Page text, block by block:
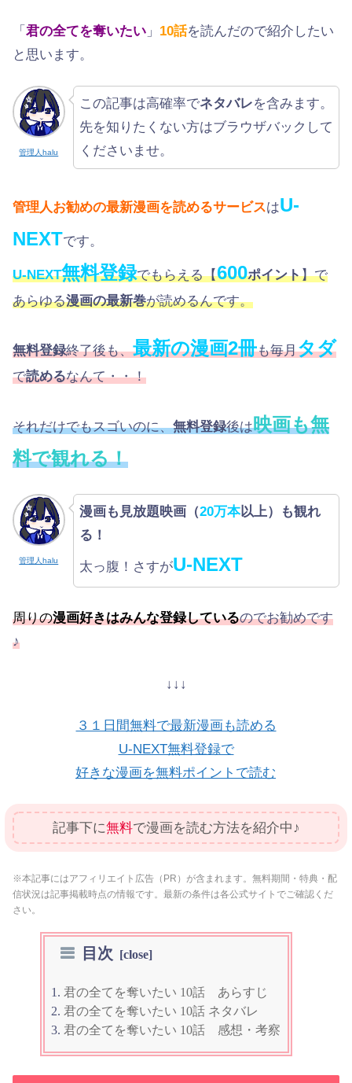
「 君の全てを奪いたい 」 10話を読んだので紹介したい
と思います。
管理人halu
この記事は高確率でネタバレを含みます。
先を知りたくない方はブラウザバックして
くださいませ。
管理人お勧めの最新漫画を読めるサービスはU-
NEXTです。
U-NEXT無料登録でもらえる【600ポイント】で
あらゆる漫画の最新巻が読めるんです。
無料登録終了後も、最新の漫画2冊も毎月タダ
で読めるなんて・・！
それだけでもスゴいのに、無料登録後は映画も無
料で観れる！
管理人halu
漫画も見放題映画（20万本以上）も観れ
る！
太っ腹！さすがU-NEXT
周りの漫画好きはみんな登録しているのでお勧めです
♪
↓↓↓
３１日間無料で最新漫画も読める
U-NEXT無料登録で
好きな漫画を無料ポイントで読む
記事下に無料で漫画を読む方法を紹介中♪
※本記事にはアフィリエイト広告（PR）が含まれます。無料期間・特典・配
信状況は記事掲載時点の情報です。最新の条件は各公式サイトでご確認くだ
さい。
目次
君の全てを奪いたい 10話 あらすじ
君の全てを奪いたい 10話 ネタバレ
君の全てを奪いたい 10話 感想・考察